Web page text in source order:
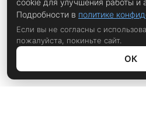
cookie для улучшения работы и
Подробности в политике
Если вы не согласны с
пожалуйста, покиньте сайт.
ОК